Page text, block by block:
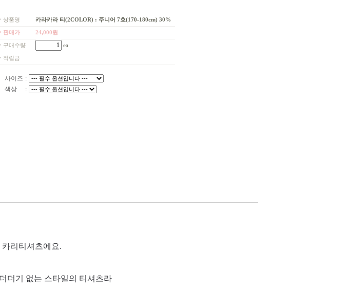
상품명 카라카라 티(2COLOR) : 주니어 7호(170-180cm) 30%
판매가 24,000원
구매수량 ea
적립금
사이즈 :
색상
:
리티셔츠에요.
더기 없는 스타일의 티셔츠라